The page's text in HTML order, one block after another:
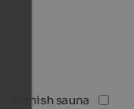
Finnish sauna